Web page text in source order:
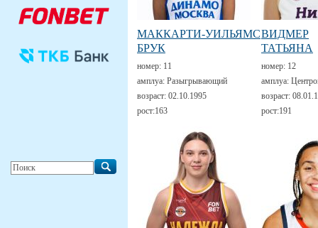
МАККАРТИ-УИЛЬЯМС
БРУК
номер: 11
амплуа: Разыгрывающий
возраст: 02.10.1995
рост:163
ВИДМЕР
ТАТЬЯНА
номер: 12
амплуа:
возраст:
рост:191